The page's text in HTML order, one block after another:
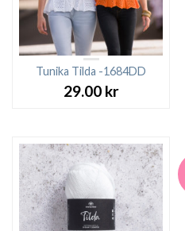
Tunika Tilda -1684DD
29.00 kr